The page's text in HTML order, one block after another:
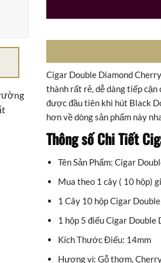
Cigar Double Diamond
thành rất rẻ, dễ dàng tiếp cận
được đầu tiên khi hút Black
hơn về dòng sản phẩm này
Thông số Chi Tiết
Tên Sản Phẩm: Cigar
Mua theo 1 cây ( 10 hộp)
1 Cây 10 hộp Cigar
1 hộp 5 điếu Cigar Double
Kích Thước Điếu: 14mm
Hương vị: Gỗ thơm,